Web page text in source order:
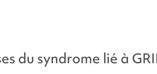
du syndrome lié à